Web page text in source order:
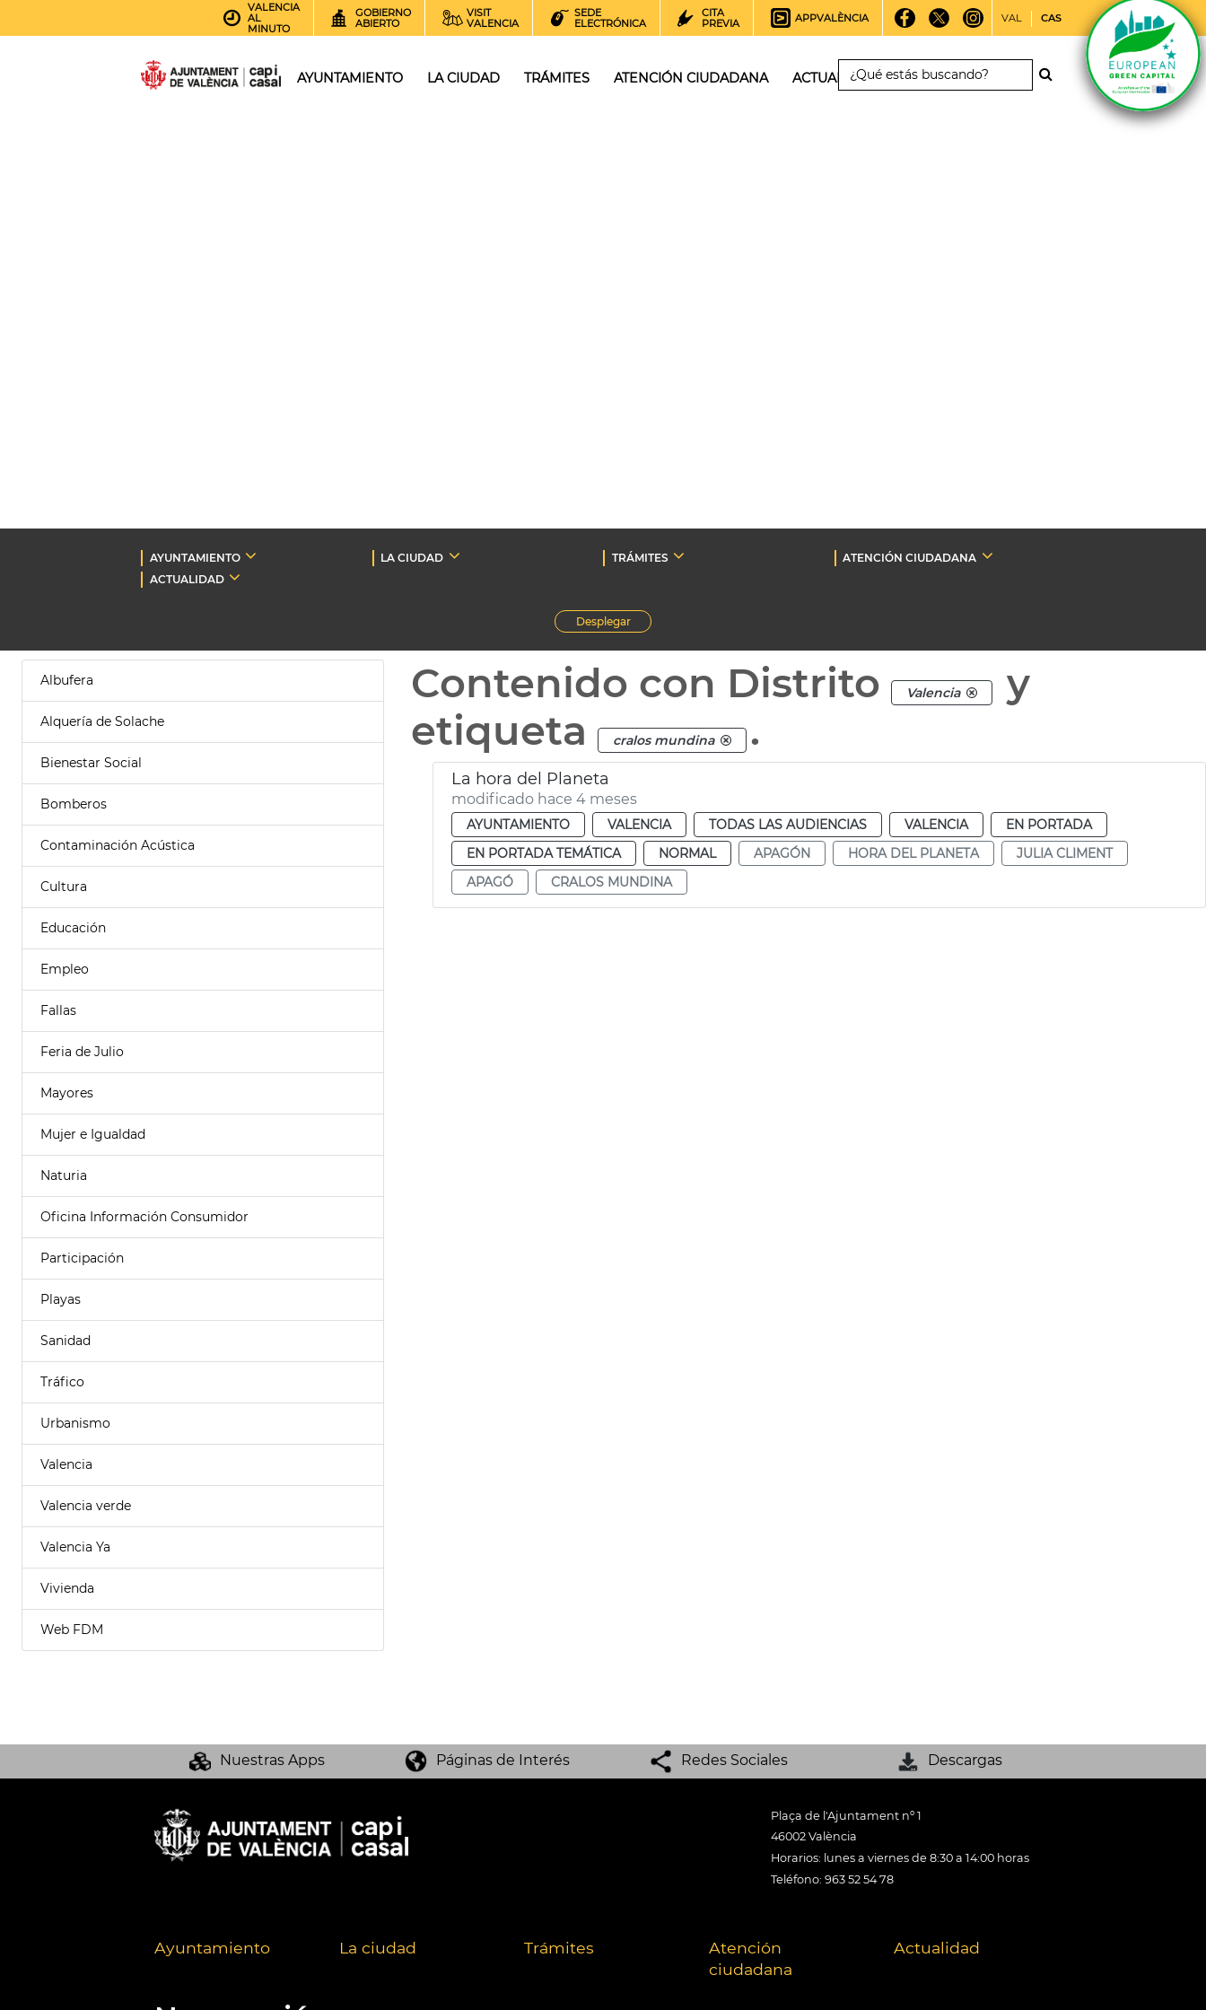
VALENCIA
AL
MINUTO
GOBIERNO
ABIERTO
VISIT
VALENCIA
SEDE
ELECTRÓNICA
CITA
PREVIA
APPVALÈNCIA VAL CAS
AYUNTAMIENTO LA CIUDAD TRÁMITES ATENCIÓN CIUDADANA ACTUALIDAD
AYUNTAMIENTO LA CIUDAD TRÁMITES
ATENCIÓN CIUDADANA
ACTUALIDAD
Desplegar
Albufera
Alquería de Solache
Bienestar Social
Bomberos
Contaminación Acústica
Cultura
Educación
Empleo
Fallas
Feria de Julio
Mayores
Mujer e Igualdad
Naturia
Oficina Información Consumidor
Participación
Playas
Sanidad
Tráfico
Urbanismo
Valencia
Valencia verde
Valencia Ya
Vivienda
Web FDM
Contenido con Distrito Valencia
y
etiqueta
cralos mundina .
La hora del Planeta
modificado hace 4 meses
AYUNTAMIENTO VALENCIA TODAS LAS AUDIENCIAS VALENCIA
EN PORTADA
EN PORTADA TEMÁTICA
NORMAL APAGÓN HORA DEL PLANETA
JULIA CLIMENT
APAGÓ
CRALOS MUNDINA
Nuestras Apps Páginas de Interés Redes Sociales Descargas
Plaça de l'Ajuntament nº 1
46002 València
Horarios: lunes a viernes de 8:30 a 14:00 horas
Teléfono: 963 52 54 78
Ayuntamiento La ciudad Trámites
Atención
ciudadana
Actualidad